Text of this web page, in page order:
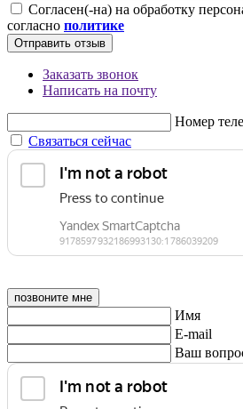
Согласен(-на) на обработку
согласно политике
Отправить отзыв
Заказать звонок
Написать на почту
Номер
Связаться сейчас
позвоните мне
Имя
E-mail
Ваш